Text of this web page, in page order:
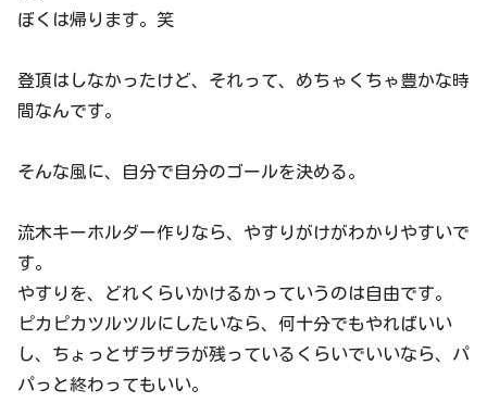
ぼくは帰ります。笑
登頂はしなかったけど、それって、めちゃくちゃ豊かな時
間なんです。
そんな風に、自分で自分のゴールを決める。
流木キーホルダー作りなら、やすりがけがわかりやすいで
す。
やすりを、どれくらいかけるかっていうのは自由です。
ピカピカツルツルにしたいなら、何十分でもやればいい
し、ちょっとザラザラが残っているくらいでいいなら、パ
パっと終わってもいい。